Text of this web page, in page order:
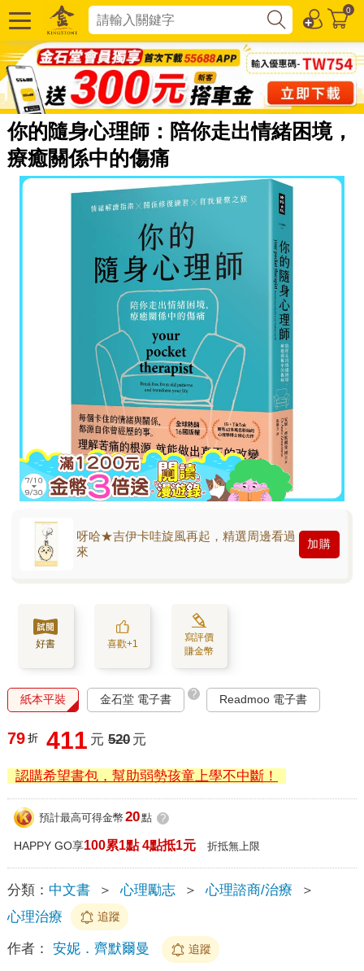
0
你的隨身心理師：陪你走出情緒困境，
療癒關係中的傷痛
呀哈★吉伊卡哇旋風再起，精選周邊看過
來
加購
好書 喜歡+1
寫評價
賺金幣
紙本平裝 金石堂 電子書 ? Readmoo 電子書
79 折 411 元 520 元
認購希望書包，幫助弱勢孩童上學不中斷！
預計最高可得金幣 20點 ?
HAPPY GO享100累1點 4點抵1元 折抵無上限
分類： 中文書 ＞ 心理勵志 ＞ 心理諮商/治療
＞
心理治療
追蹤
作者： 安妮．齊默爾曼 追蹤